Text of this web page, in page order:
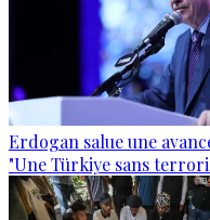
Erdogan salue une
"Une Türkiye sans